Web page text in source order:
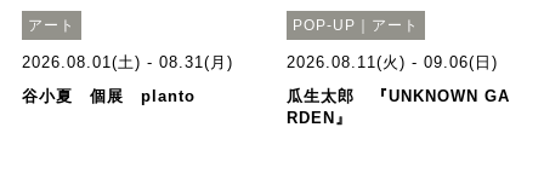
アート
2026.08.01(土) - 08.31(月)
谷小夏 個展 planto
POP-UP｜アート
2026.08.11(火) - 09.06(日)
瓜生太郎 『UNKNOWN GA
RDEN』